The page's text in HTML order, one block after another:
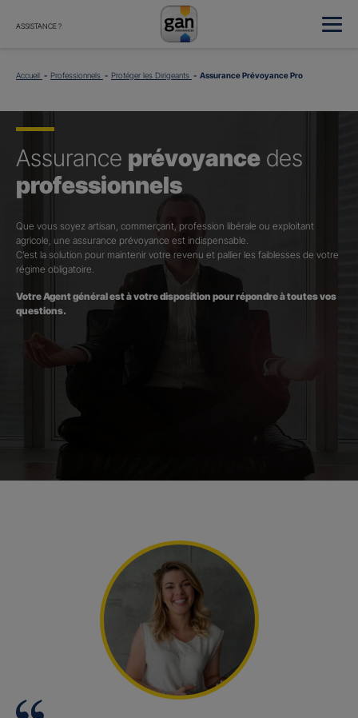
ASSISTANCE ?
Accueil Professionnels Protéger les Dirigeants Assurance Prévoyance Pro
Assurance prévoyance des
professionnels
Que vous soyez artisan, commerçant, profession libérale ou exploitant
agricole, une assurance prévoyance est indispensable.
C’est la solution pour maintenir votre revenu et pallier les faiblesses de votre
régime obligatoire.
Votre Agent général est à votre disposition pour répondre à toutes vos
questions.